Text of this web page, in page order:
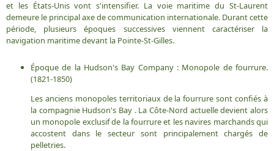
et les États-Unis vont s'intensifier. La voie maritime du St-Laurent
demeure le principal axe de communication internationale. Durant cette
période, plusieurs époques successives viennent caractériser la
navigation maritime devant la Pointe-St-Gilles.
Époque de la Hudson's Bay Company : Monopole de fourrure.
(1821-1850)
Les anciens monopoles territoriaux de la fourrure sont confiés à
la compagnie Hudson's Bay . La Côte-Nord actuelle devient alors
un monopole exclusif de la fourrure et les navires marchands qui
accostent dans le secteur sont principalement chargés de
pelletries.